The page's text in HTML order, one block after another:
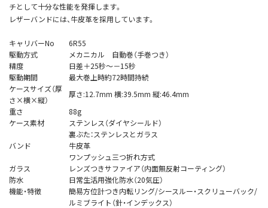
チとして十分な性能を発揮します。
レザーバンドには、牛皮革を採用しています。
キャリバーNo
6R55
駆動方式
メカニカル 自動巻（手巻つき）
精度
日差＋25秒～－15秒
駆動期間
最大巻上時約72時間持続
ケースサイズ（厚
さ×横×縦）
厚さ:12.7mm 横:39.5mm 縦:46.4mm
重さ
88g
ケース素材
ステンレス（ダイヤシールド）
裏ぶた：ステンレスとガラス
バンド
牛皮革
ワンプッシュ三つ折れ方式
ガラス
レンズつきサファイア（内面無反射コーティング）
防水
日常生活用強化防水（20気圧）
機能・特徴
簡易方位計つき内転リング/シースルー・スクリューバック/
ルミブライト（針・インデックス）